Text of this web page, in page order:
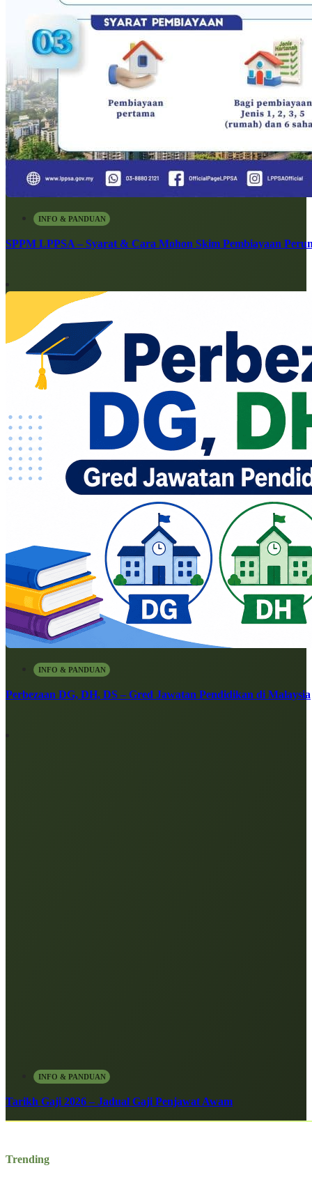
INFO & PANDUAN
SPPM LPPSA – Syarat & Cara Mohon Skim Pembiayaan
INFO & PANDUAN
Perbezaan DG, DH, DS – Gred Jawatan Pendidikan di Malaysia
INFO & PANDUAN
Tarikh Gaji 2026 – Jadual Gaji Penjawat Awam
Trending